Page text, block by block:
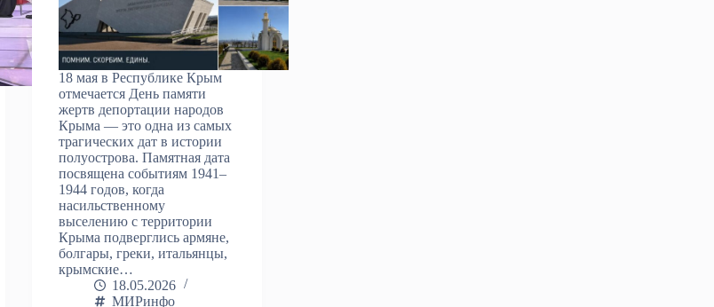
18 мая в Республике Крым
отмечается День памяти
жертв депортации народов
Крыма — это одна из самых
трагических дат в истории
полуострова. Памятная дата
посвящена событиям 1941–
1944 годов, когда
насильственному
выселению с территории
Крыма подверглись армяне,
болгары, греки, итальянцы,
крымские…
18.05.2026
МИРинфо